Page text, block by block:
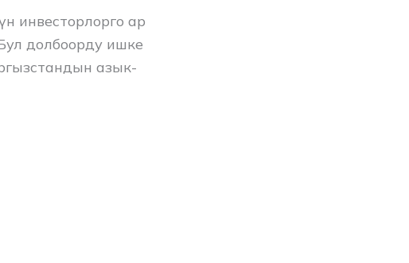
инвесторлорго ар
долбоорду ишке
азык-